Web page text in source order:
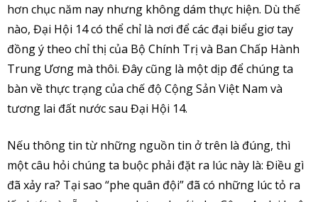
hơn chục năm nay nhưng không dám thực hiện. Dù thế
nào, Đại Hội 14 có thể chỉ là nơi để các đại biểu giơ tay
đồng ý theo chỉ thị của Bộ Chính Trị và Ban Chấp Hành
Trung Ương mà thôi. Đây cũng là một dịp để chúng ta
bàn về thực trạng của chế độ Cộng Sản Việt Nam và
tương lai đất nước sau Đại Hội 14.
Nếu thông tin từ những nguồn tin ở trên là đúng, thì
một câu hỏi chúng ta buộc phải đặt ra lúc này là: Điều gì
đã xảy ra? Tại sao “phe quân đội” đã có những lúc tỏ ra